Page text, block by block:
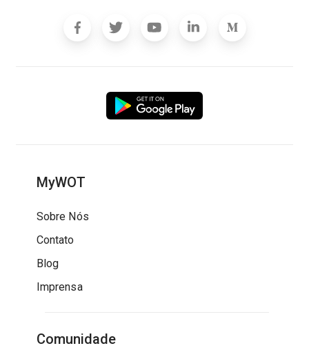
MyWOT
Sobre Nós
Contato
Blog
Imprensa
Comunidade